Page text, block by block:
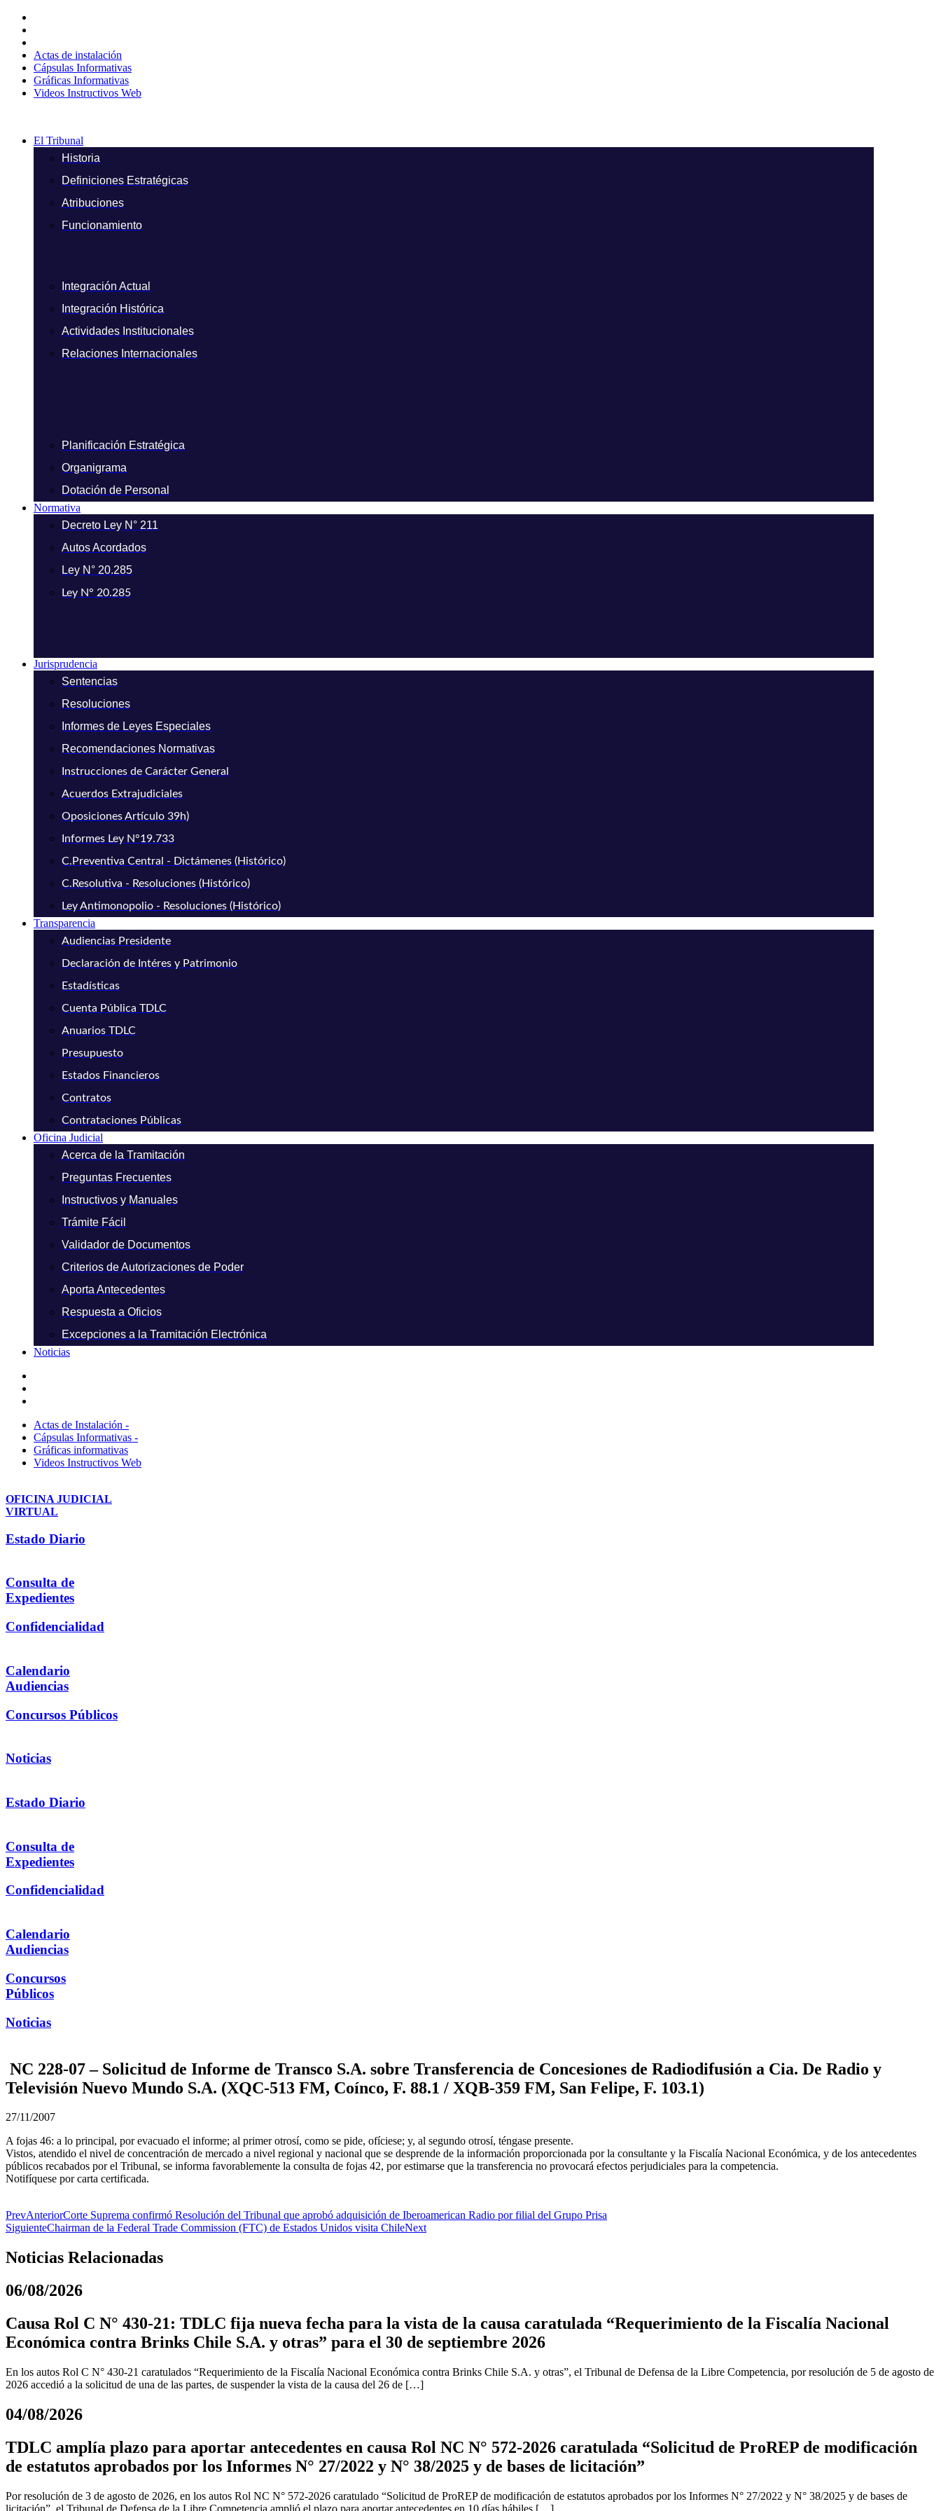
contenido
Actas de instalación
Cápsulas Informativas
Gráficas Informativas
Videos Instructivos Web
El Tribunal
Historia
Definiciones Estratégicas
Atribuciones
Funcionamiento
Integración Actual
Integración Histórica
Actividades Institucionales
Relaciones Internacionales
Planificación Estratégica
Organigrama
Dotación de Personal
Normativa
Decreto Ley N° 211
Autos Acordados
Ley N° 20.285
Ley N° 20.285
Jurisprudencia
Sentencias
Resoluciones
Informes de Leyes Especiales
Recomendaciones Normativas
Instrucciones de Carácter General
Acuerdos Extrajudiciales
Oposiciones Artículo 39h)
Informes Ley N°19.733
C.Preventiva Central - Dictámenes (Histórico)
C.Resolutiva - Resoluciones (Histórico)
Ley Antimonopolio - Resoluciones (Histórico)
Transparencia
Audiencias Presidente
Declaración de Intéres y Patrimonio
Estadísticas
Cuenta Pública TDLC
Anuarios TDLC
Presupuesto
Estados Financieros
Contratos
Contrataciones Públicas
Oficina Judicial
Acerca de la Tramitación
Preguntas Frecuentes
Instructivos y Manuales
Trámite Fácil
Validador de Documentos
Criterios de Autorizaciones de Poder
Aporta Antecedentes
Respuesta a Oficios
Excepciones a la Tramitación Electrónica
Noticias
Actas de Instalación -
Cápsulas Informativas -
Gráficas informativas
Videos Instructivos Web
OFICINA JUDICIAL
VIRTUAL
Estado Diario
Consulta de
Expedientes
Confidencialidad
Calendario
Audiencias
Concursos Públicos
Noticias
Estado Diario
Consulta de
Expedientes
Confidencialidad
Calendario
Audiencias
Concursos
Públicos
Noticias
NC 228-07 – Solicitud de Informe de Transco S.A. sobre Transferencia de Concesiones de Radiodifusión a Cia. De Radio y
Televisión Nuevo Mundo S.A. (XQC-513 FM, Coínco, F. 88.1 / XQB-359 FM, San Felipe, F. 103.1)
27/11/2007
A fojas 46: a lo principal, por evacuado el informe; al primer otrosí, como se pide, ofíciese; y, al segundo otrosí, téngase presente.
Vistos, atendido el nivel de concentración de mercado a nivel regional y nacional que se desprende de la información proporcionada por la consultante y la Fiscalía Nacional Económica, y de los antecedentes
públicos recabados por el Tribunal, se informa favorablemente la consulta de fojas 42, por estimarse que la transferencia no provocará efectos perjudiciales para la competencia.
Notifíquese por carta certificada.
PrevAnteriorCorte Suprema confirmó Resolución del Tribunal que aprobó adquisición de Iberoamerican Radio por filial del Grupo Prisa
SiguienteChairman de la Federal Trade Commission (FTC) de Estados Unidos visita ChileNext
Noticias Relacionadas
06/08/2026
Causa Rol C N° 430-21: TDLC fija nueva fecha para la vista de la causa caratulada “Requerimiento de la Fiscalía Nacional
Económica contra Brinks Chile S.A. y otras” para el 30 de septiembre 2026
En los autos Rol C N° 430-21 caratulados “Requerimiento de la Fiscalía Nacional Económica contra Brinks Chile S.A. y otras”, el Tribunal de Defensa de la Libre Competencia, por resolución de 5 de agosto de
2026 accedió a la solicitud de una de las partes, de suspender la vista de la causa del 26 de […]
04/08/2026
TDLC amplía plazo para aportar antecedentes en causa Rol NC N° 572-2026 caratulada “Solicitud de ProREP de modificación
de estatutos aprobados por los Informes N° 27/2022 y N° 38/2025 y de bases de licitación”
Por resolución de 3 de agosto de 2026, en los autos Rol NC N° 572-2026 caratulado “Solicitud de ProREP de modificación de estatutos aprobados por los Informes N° 27/2022 y N° 38/2025 y de bases de
licitación”, el Tribunal de Defensa de la Libre Competencia amplió el plazo para aportar antecedentes en 10 días hábiles […]